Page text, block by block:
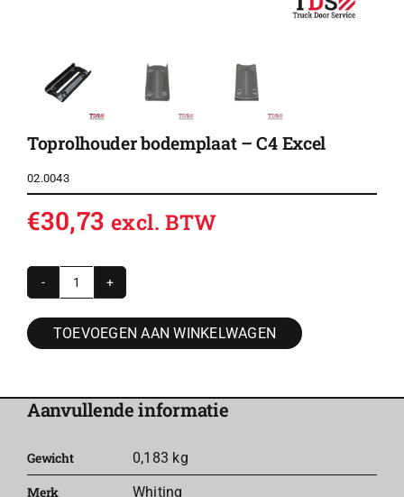
Toprolhouder bodemplaat – C4 Excel
02.0043
€30,73 excl. BTW
Toprolhouder
bodemplaat
-
Excel
TOEVOEGEN AAN WINKELWAGEN
Aanvullende informatie
Gewicht
0,183 kg
Merk
Whiting